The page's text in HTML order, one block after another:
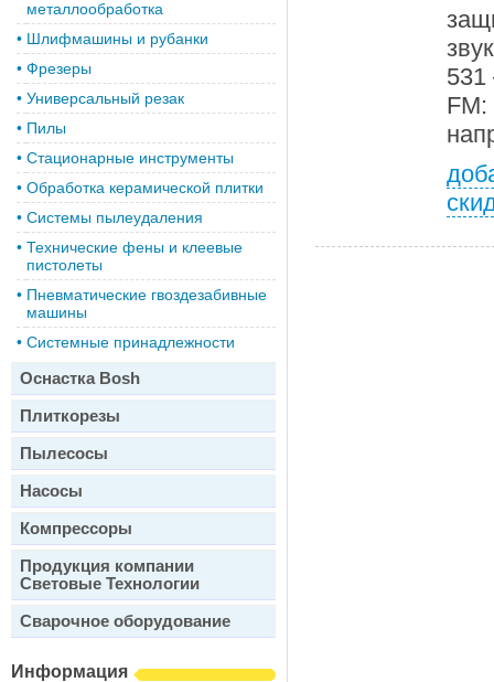
металлообработка
• Шлифмашины и рубанки
• Фрезеры
• Универсальный резак
• Пилы
• Стационарные инструменты
• Обработка керамической плитки
• Системы пылеудаления
• Технические фены и клеевые
пистолеты
• Пневматические гвоздезабивные
машины
• Системные принадлежности
Оснастка Bosh
Плиткорезы
Пылесосы
Насосы
Компрессоры
Продукция компании
Световые Технологии
Сварочное оборудование
Информация
531